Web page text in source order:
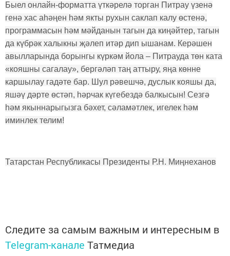
Быел онлайн-форматта үткәрелә торган Питрау үзенә
генә хас аһәңен һәм якты рухын саклап калу өстенә,
программасын һәм мәйданын тагын да киңәйтер, тагын
да күбрәк халыкны җәлеп итәр дип ышанам. Керәшен
авылларында борынгы күркәм йола – Питрауда төн ката
«кояшны сагалау», бергәләп таң аттыру, яңа көнне
каршылау гадәте бар. Шул рәвешчә, дуслык кояшы да,
яшәү дәрте өстәп, һәрчак күгебездә балкысын! Сезгә
һәм якыннарыгызга бәхет, сәламәтлек, игелек һәм
иминлек телим!
Татарстан Республикасы Президенты Р.Н. Миңнеханов
Следите за самым важным и интересным в
Telegram-канале Татмедиа